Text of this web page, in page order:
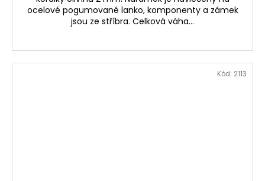
ocelové pogumované lanko, komponenty a zámek
jsou ze stříbra. Celková váha...
Kód: 2113